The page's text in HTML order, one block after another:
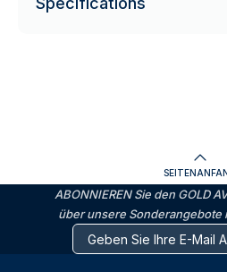
ABONNIEREN Sie den GOLD
über unsere Sonderangebote